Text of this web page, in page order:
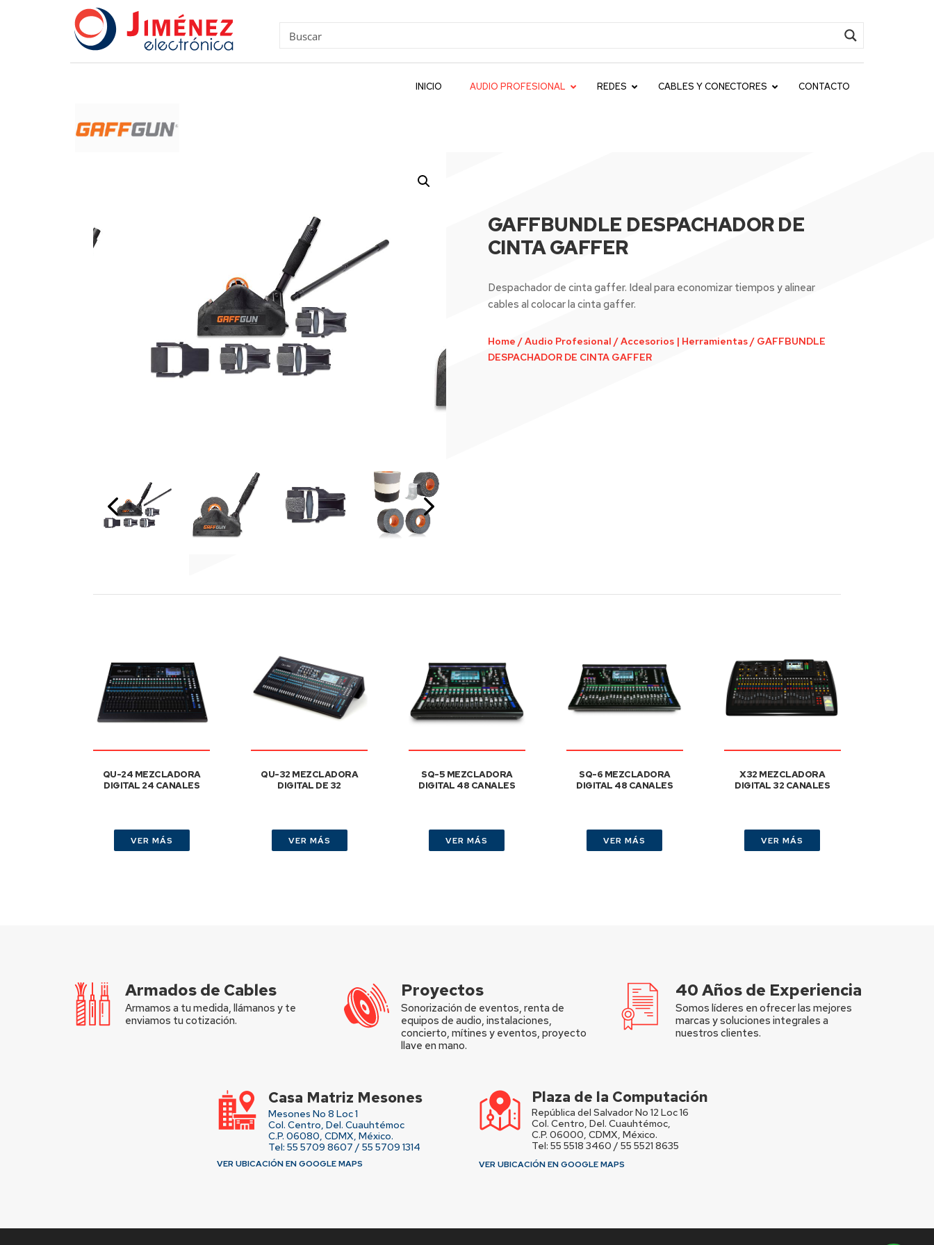
INICIO AUDIO PROFESIONAL REDES CABLES Y CONECTORES CONTACTO
GAFFBUNDLE DESPACHADOR DE
CINTA GAFFER
Despachador de cinta gaffer. Ideal para economizar tiempos y alinear
cables al colocar la cinta gaffer.
Home /Audio Profesional /Accesorios | Herramientas/ GAFFBUNDLE
DESPACHADOR DE CINTA GAFFER
QU-24 MEZCLADORA
DIGITAL 24 CANALES
VER MÁS
QU-32 MEZCLADORA
DIGITAL DE 32
VER MÁS
SQ-5 MEZCLADORA
DIGITAL 48 CANALES
VER MÁS
SQ-6 MEZCLADORA
DIGITAL 48 CANALES
VER MÁS
X32 MEZCLADORA
DIGITAL 32 CANALES
VER MÁS
Armados de Cables
Armamos a tu medida, llámanos y te
enviamos tu cotización.
Proyectos
Sonorización de eventos, renta de
equipos de audio, instalaciones,
concierto, mítines y eventos, proyecto
llave en mano.
40 Años de Experiencia
Somos líderes en ofrecer las mejores
marcas y soluciones integrales a
nuestros clientes.
Casa Matriz Mesones
Mesones No 8 Loc 1
Col. Centro, Del. Cuauhtémoc
C.P. 06080, CDMX, México.
Tel: 55 5709 8607 / 55 5709 1314
VER UBICACIÓN EN GOOGLE MAPS
Plaza de la Computación
República del Salvador No 12 Loc 16
Col. Centro, Del. Cuauhtémoc,
C.P. 06000, CDMX, México.
Tel: 55 5518 3460 / 55 5521 8635
VER UBICACIÓN EN GOOGLE MAPS